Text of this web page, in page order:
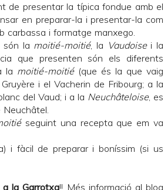
de presentar la típica fondue amb el
en preparar-la i presentar-la com
carbassa i formatge manxego.
són la moitié-moitié, la Vaudoisei la
que presenten són els diferents
la moitié-moitié(que és la que vaig
i el Vacherin de Fribourg; a la
del Vaud; i a la Neuchâteloise, es
Neuchâtel.
seguint una recepta que em va
i fàcil de preparar i boníssim (si us
la Garrotxa!! Més informació al blog